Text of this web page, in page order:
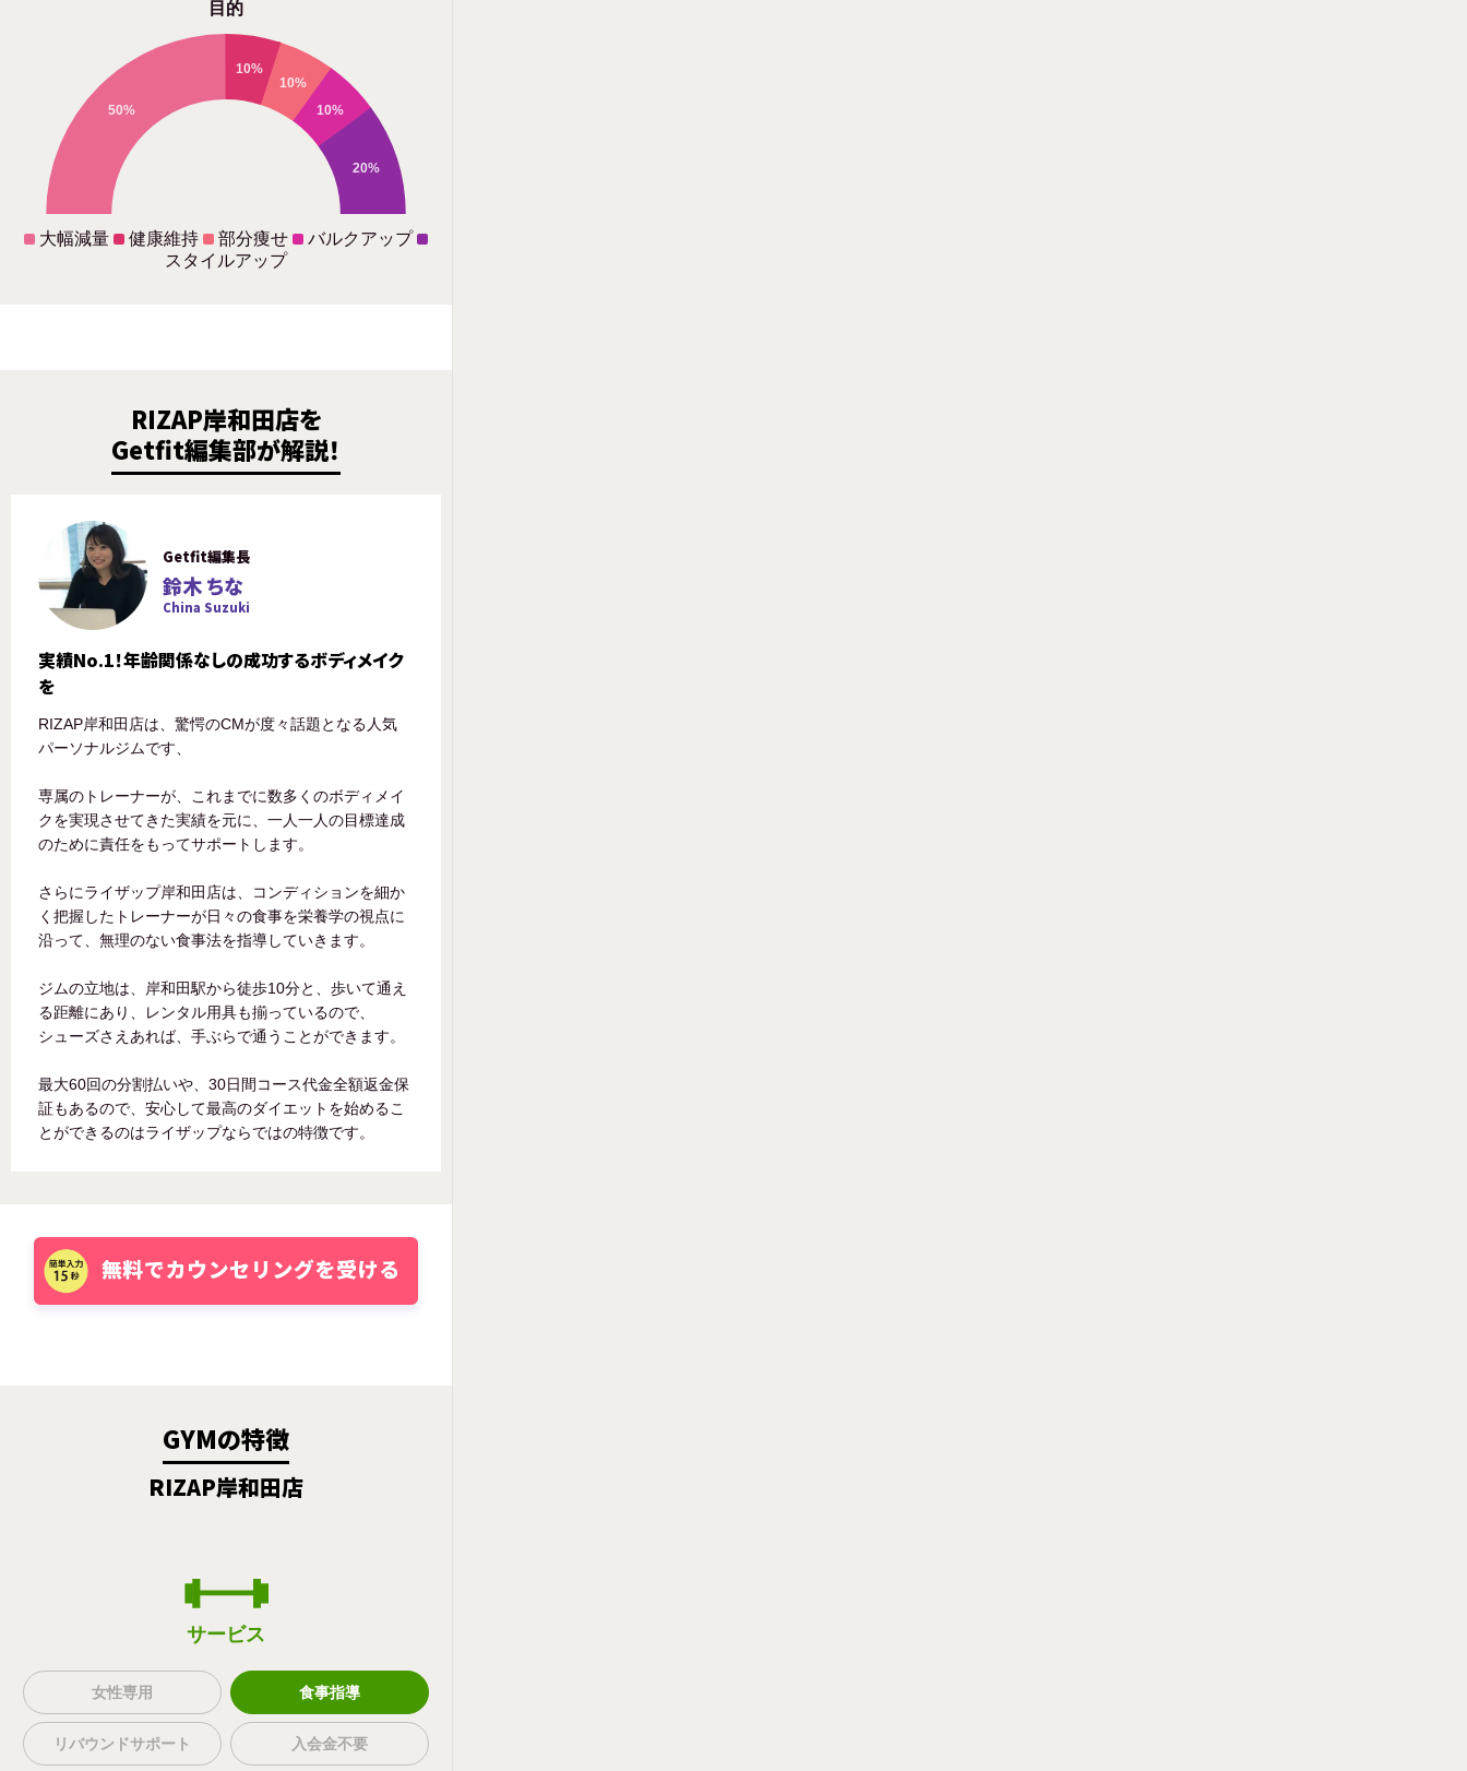
目的
50%
10%
10%
10%
20%
大幅減量 健康維持 部分痩せ
バルクアップ
スタイルアップ
RIZAP岸和田店を
Getfit編集部が解説！
Getfit編集長
鈴木 ちな
China Suzuki
実績No.1！年齢関係なしの成功するボディメイク
を
RIZAP岸和田店は、驚愕のCMが度々話題となる人気
パーソナルジムです、
専属のトレーナーが、これまでに数多くのボディメイ
クを実現させてきた実績を元に、一人一人の目標達成
のために責任をもってサポートします。
さらにライザップ岸和田店は、コンディションを細か
く把握したトレーナーが日々の食事を栄養学の視点に
沿って、無理のない食事法を指導していきます。
ジムの立地は、岸和田駅から徒歩10分と、歩いて通え
る距離にあり、レンタル用具も揃っているので、
シューズさえあれば、手ぶらで通うことができます。
最大60回の分割払いや、30日間コース代金全額返金保
証もあるので、安心して最高のダイエットを始めるこ
とができるのはライザップならではの特徴です。
GYMの特徴
RIZAP岸和田店
サービス
女性専用 食事指導
リバウンドサポート 入会金不要